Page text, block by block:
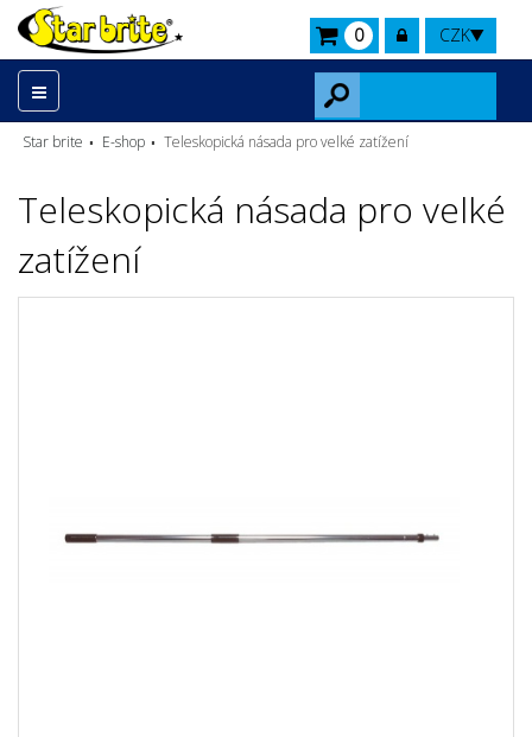
CZK
0
Star brite E-shop Teleskopická násada pro velké zatížení
Teleskopická násada pro velké
zatížení